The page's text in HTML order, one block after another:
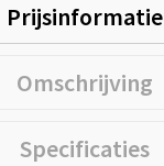
Prijsinformatie
Omschrijving
Specificaties